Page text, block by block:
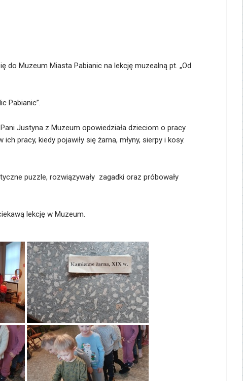
do Muzeum Miasta Pabianic na lekcję muzealną pt. „Od
Pabianic”.
Justyna z Muzeum opowiedziała dzieciom o pracy
pracy, kiedy pojawiły się żarna, młyny, sierpy i kosy.
puzzle, rozwiązywały zagadki oraz próbowały
lekcję w Muzeum.